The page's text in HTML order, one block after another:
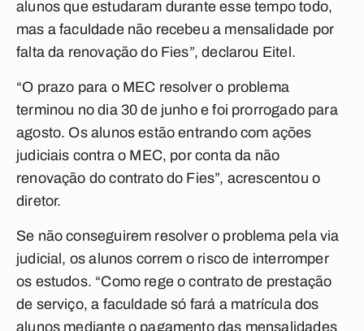
alunos que estudaram durante esse tempo todo,
mas a faculdade não recebeu a mensalidade por
falta da renovação do Fies”, declarou Eitel.
“O prazo para o MEC resolver o problema
terminou no dia 30 de junho e foi prorrogado para
agosto. Os alunos estão entrando com ações
judiciais contra o MEC, por conta da não
renovação do contrato do Fies”, acrescentou o
diretor.
Se não conseguirem resolver o problema pela via
judicial, os alunos correm o risco de interromper
os estudos. “Como rege o contrato de prestação
de serviço, a faculdade só fará a matrícula dos
alunos mediante o pagamento das mensalidades